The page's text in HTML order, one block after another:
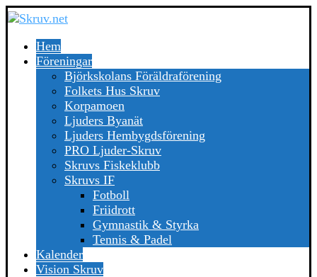
Hem
Föreningar
Björkskolans Föräldraförening
Folkets Hus Skruv
Korpamoen
Ljuders Byanät
Ljuders Hembygdsförening
PRO Ljuder-Skruv
Skruvs Fiskeklubb
Skruvs IF
Fotboll
Friidrott
Gymnastik & Styrka
Tennis & Padel
Kalender
Vision Skruv